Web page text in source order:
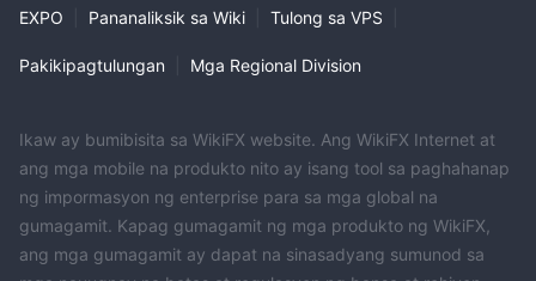
EXPO Pananaliksik sa Wiki Tulong sa VPS
Pakikipagtulungan Mga Regional Division
Ikaw ay bumibisita sa WikiFX website. Ang WikiFX Internet at
ang mga mobile na produkto nito ay isang tool sa paghahanap
ng impormasyon ng enterprise para sa mga global na
gumagamit. Kapag gumagamit ng mga produkto ng WikiFX,
ang mga gumagamit ay dapat na sinasadyang sumunod sa